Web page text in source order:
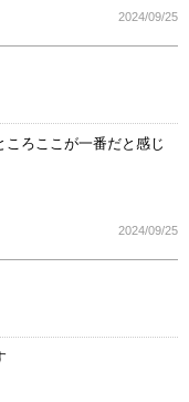
2024/09/25
ろここが一番だと感じ
2024/09/25